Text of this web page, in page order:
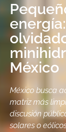
México
México busca
matriz más
discusión
solares o